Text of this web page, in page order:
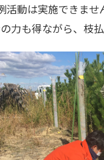
動は実施できま
力も得ながら、枝